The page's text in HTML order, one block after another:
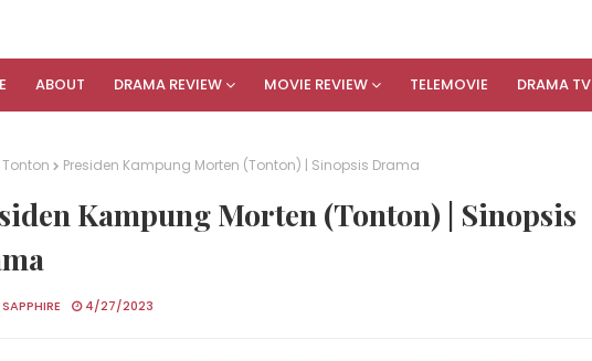
ABOUT DRAMA REVIEW MOVIE REVIEW TELEMOVIE DRAMA TV
Tonton Presiden Kampung Morten (Tonton) | Sinopsis Drama
Kampung Morten (Tonton) | Sinopsis
4/27/2023